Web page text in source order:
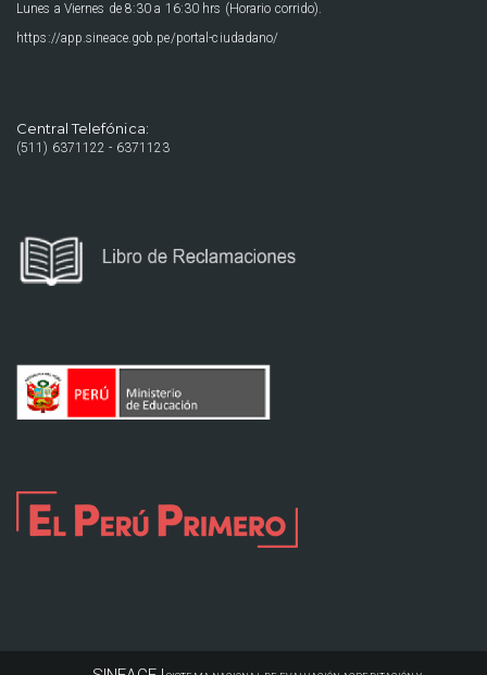
Lunes a Viernes de 8:30 a 16:30 hrs (Horario corrido).
https://app.sineace.gob.pe/portal-ciudadano/
Central Telefónica:
(511) 6371122 - 6371123